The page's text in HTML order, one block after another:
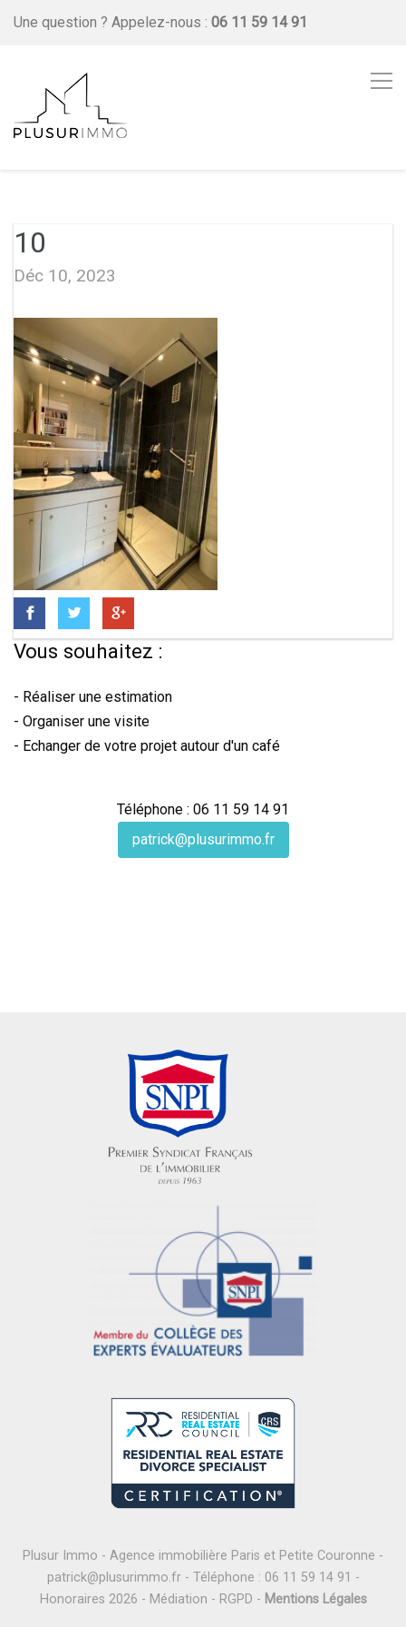
Une question ? Appelez-nous : 06 11 59 14 91
10
Déc 10, 2023
Vous souhaitez :
- Réaliser une estimation
- Organiser une visite
- Echanger de votre projet autour d'un café
Téléphone : 06 11 59 14 91
patrick@plusurimmo.fr
Plusur Immo - Agence immobilière Paris et Petite Couronne -
patrick@plusurimmo.fr- Téléphone : 06 11 59 14 91 -
Honoraires 2026 - Médiation - RGPD - Mentions Légales